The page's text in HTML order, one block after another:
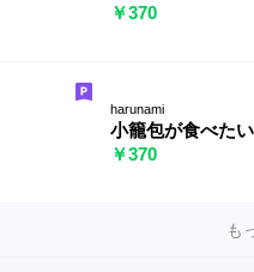
￥370
harunami
小籠包が食べた
￥370
も